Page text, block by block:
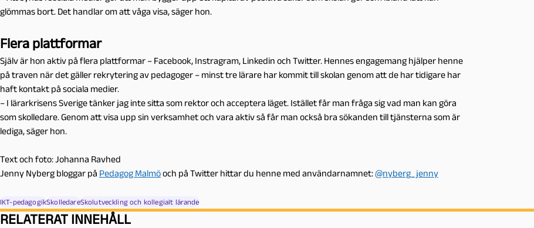
glömmas bort. Det handlar om att våga visa, säger hon.
Flera plattformar
Själv är hon aktiv på flera plattformar – Facebook, Instragram, Linkedin och Twitter. Hennes engagemang hjälper henne
på traven när det gäller rekrytering av pedagoger – minst tre lärare har kommit till skolan genom att de har tidigare har
haft kontakt på sociala medier.
– I lärarkrisens Sverige tänker jag inte sitta som rektor och acceptera läget. Istället får man fråga sig vad man kan göra
som skolledare. Genom att visa upp sin verksamhet och vara aktiv så får man också bra sökanden till tjänsterna som är
lediga, säger hon.
Text och foto: Johanna Ravhed
Jenny Nyberg bloggar på Pedagog Malmöoch på Twitter hittar du henne med användarnamnet:@nyberg_jenny
IKT-pedagogikSkolledareSkolutveckling och kollegialt lärande
RELATERAT INNEHÅLL